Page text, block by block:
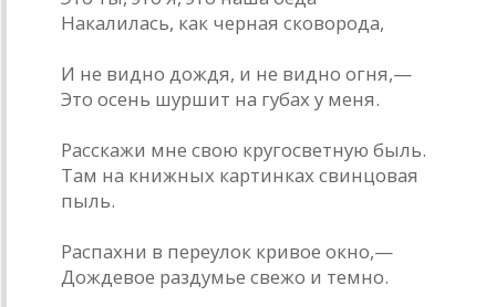
Накалилась, как черная сковорода,
И не видно дождя, и не видно огня,—
Это осень шуршит на губах у меня.
Расскажи мне свою кругосветную быль.
Там на книжных картинках свинцовая
пыль.
Распахни в переулок кривое окно,—
Дождевое раздумье свежо и темно.